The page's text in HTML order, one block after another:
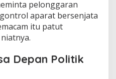
pelonggaran
aparat bersenjata
itu patut
Depan Politik